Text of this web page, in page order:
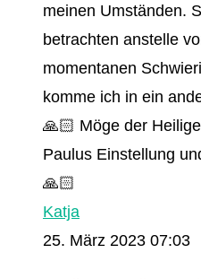
meinen Umständen.
betrachten anstelle
momentanen
komme ich in ein
🙏🏻 Möge der
Paulus Einstellung
🙏🏻
Katja
25. März 2023 07:03